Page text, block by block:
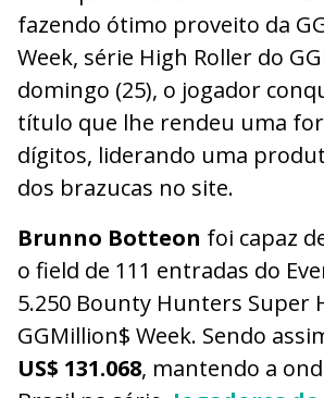
fazendo ótimo proveito da
Week, série High Roller do
domingo (25), o jogador
título que lhe rendeu uma
dígitos, liderando uma
dos brazucas no site.
Brunno Botteon foi capaz
o field de 111 entradas do
5.250 Bounty Hunters Super
GGMillion$ Week. Sendo
US$ 131.068, mantendo a